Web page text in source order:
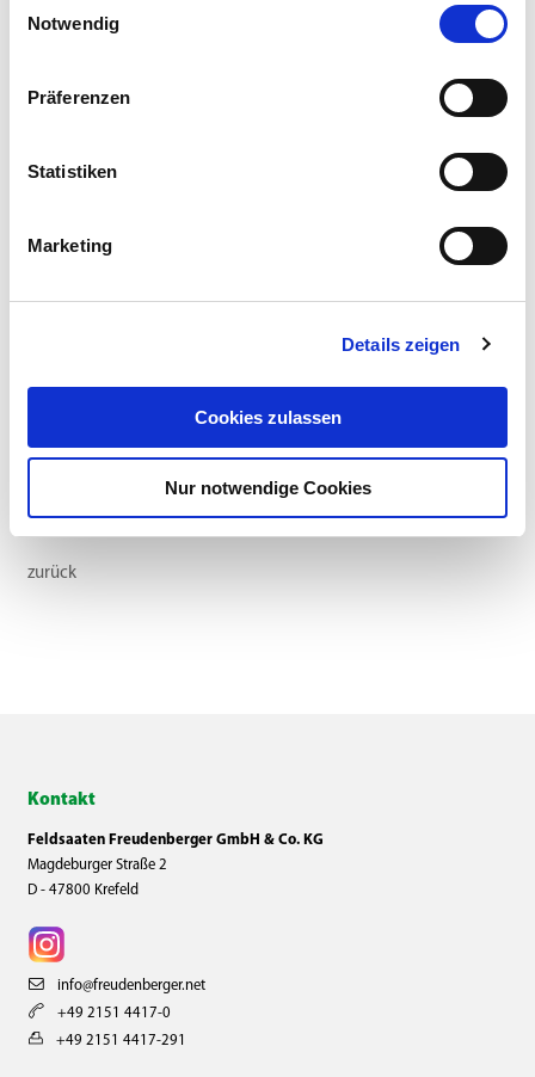
Notwendig
Präferenzen
Statistiken
Marketing
Details zeigen
Cookies zulassen
Nur notwendige Cookies
PetNatura – die neue Marke für Katzengras & Co.
Update: Umstellung auf nachhaltige Verpackungsmittel
zurück
Kontakt
Feldsaaten Freudenberger GmbH & Co. KG
Magdeburger Straße 2
D - 47800 Krefeld
info@freudenberger.net
+49 2151 4417-0
+49 2151 4417-291